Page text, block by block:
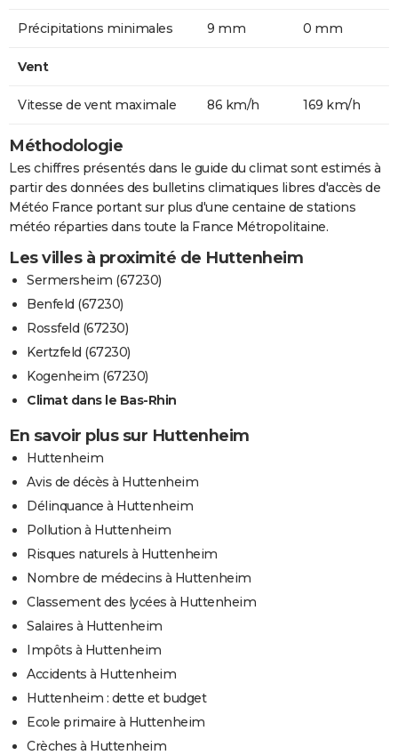
Précipitations minimales 9 mm 0 mm
Vent
Vitesse de vent maximale 86 km/h 169 km/h
Méthodologie
Les chiffres présentés dans le guide du climat sont estimés à
partir des données des bulletins climatiques libres d'accès de
Météo France portant sur plus d'une centaine de stations
météo réparties dans toute la France Métropolitaine.
Les villes à proximité de Huttenheim
Sermersheim (67230)
Benfeld (67230)
Rossfeld (67230)
Kertzfeld (67230)
Kogenheim (67230)
Climat dans le Bas-Rhin
En savoir plus sur Huttenheim
Huttenheim
Avis de décès à Huttenheim
Délinquance à Huttenheim
Pollution à Huttenheim
Risques naturels à Huttenheim
Nombre de médecins à Huttenheim
Classement des lycées à Huttenheim
Salaires à Huttenheim
Impôts à Huttenheim
Accidents à Huttenheim
Huttenheim : dette et budget
Ecole primaire à Huttenheim
Crèches à Huttenheim